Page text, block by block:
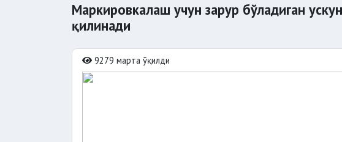
Маркировкалаш учун зарур бўладиган
қилинади
9279 марта ўқилди